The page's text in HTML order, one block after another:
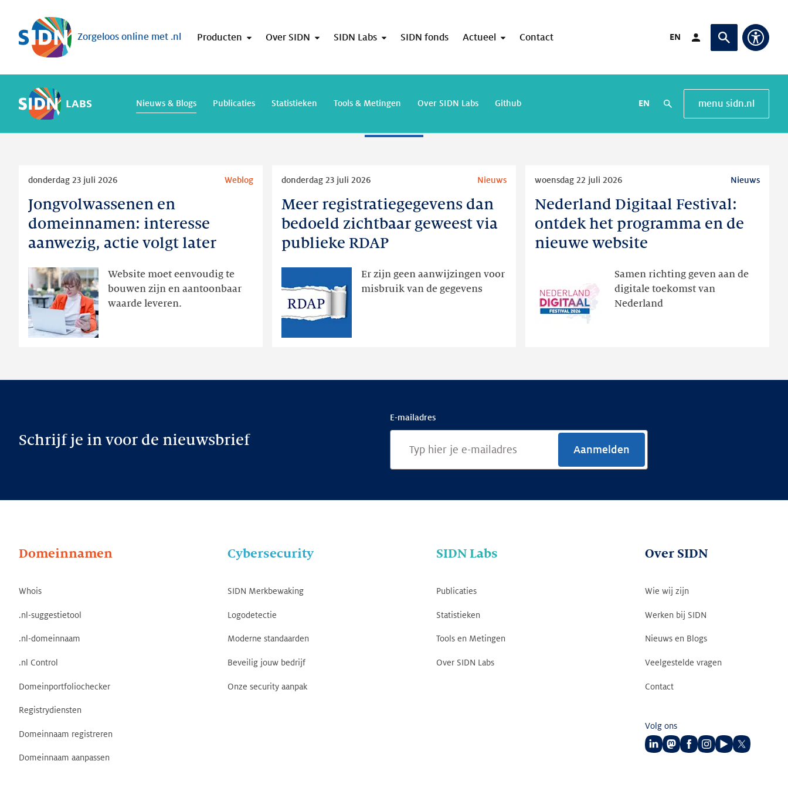
Sla navigatie over
Zorgeloos online met .nl Producten Over SIDN SIDN Labs SIDN fonds Actueel Contact Verander taal naar
EN
Login (Opent in
Vraag of zoek
LABS Nieuws & Blogs Publicaties Statistieken Tools & Metingen Over SIDN Labs Github Verander taal naar
EN
search menu sidn.nl
Gerelateerde artikelen
Jongvolwassenen en
domeinnamen: interesse
aanwezig, actie volgt later
donderdag 23 juli 2026 Weblog
Website moet eenvoudig te
bouwen zijn en aantoonbaar
waarde leveren.
Jongvolwassenen
domeinnamen:
interesse
volgt
later
Meer registratiegegevens dan
bedoeld zichtbaar geweest via
publieke RDAP
donderdag 23 juli 2026 Nieuws
Er zijn geen aanwijzingen voor
misbruik van de gegevens
Meer
registratiegegevens
dan
bedoeld
via
publieke
RDAP
Nederland Digitaal Festival:
ontdek het programma en de
nieuwe website
woensdag 22 juli 2026 Nieuws
Samen richting geven aan de
digitale toekomst van
Nederland
Nederland
Festival:
ontdek
Schrijf je in voor de nieuwsbrief
E-mailadres
Aanmelden
Domeinnamen
Whois
.nl-suggestietool
.nl-domeinnaam
.nl Control
Domeinportfoliochecker
Registrydiensten
Domeinnaam registreren
Domeinnaam aanpassen
Cybersecurity
SIDN Merkbewaking
Logodetectie
Moderne standaarden
Beveilig jouw bedrijf
Onze security aanpak
SIDN Labs
Publicaties
Statistieken
Tools en Metingen
Over SIDN Labs
Over SIDN
Wie wij zijn
Werken bij SIDN
Nieuws en Blogs
Veelgestelde vragen
Contact
Volg ons